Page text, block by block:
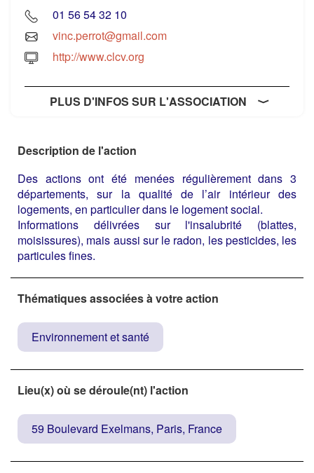
01 56 54 32 10
vinc.perrot@gmail.com
http://www.clcv.org
PLUS D'INFOS SUR L'ASSOCIATION
Description de l'action
Des actions ont été menées régulièrement dans 3
départements, sur la qualité de l’air intérieur des
logements, en particulier dans le logement social.
Informations délivrées sur l'insalubrité (blattes,
moisissures), mais aussi sur le radon, les pesticides, les
particules fines.
Thématiques associées à votre action
Environnement et santé
Lieu(x) où se déroule(nt) l'action
59 Boulevard Exelmans, Paris, France